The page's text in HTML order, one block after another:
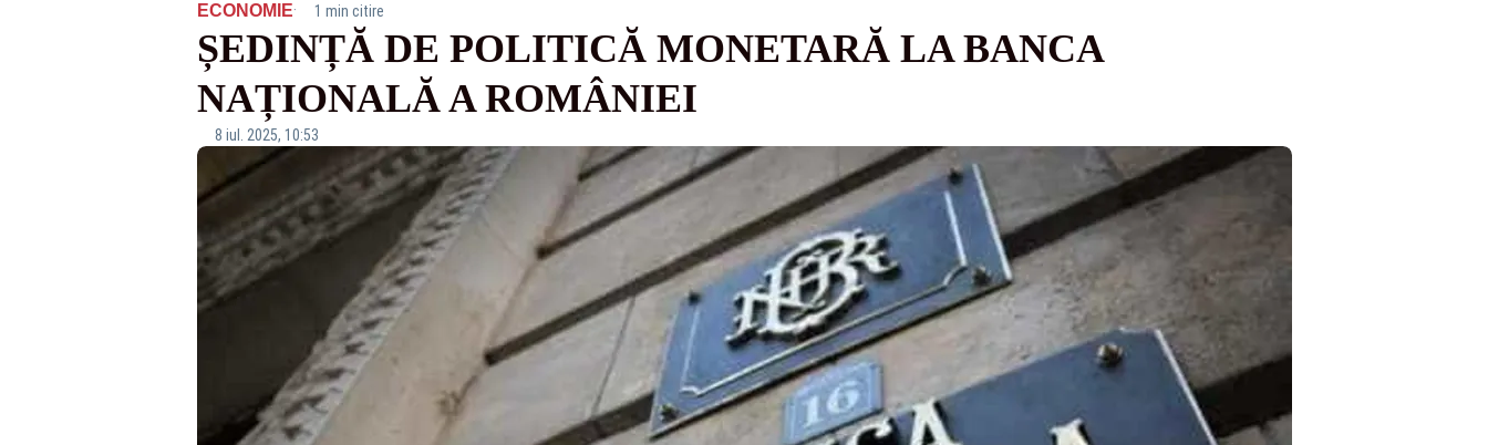
ECONOMIE· 1 min citire
ȘEDINȚĂ DE POLITICĂ MONETARĂ LA BANCA
NAȚIONALĂ A ROMÂNIEI
8 iul. 2025, 10:53